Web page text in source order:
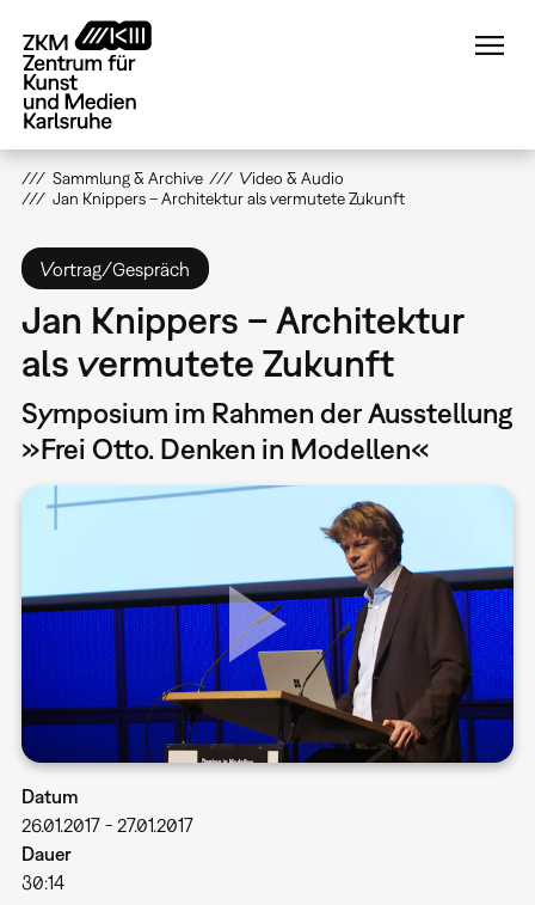
zum
Inhalt
Sammlung & Archive
Video & Audio
Jan Knippers – Architektur als vermutete Zukunft
Vortrag/Gespräch
Jan Knippers – Architektur
als vermutete Zukunft
Symposium im Rahmen der Ausstellung
»Frei Otto. Denken in Modellen«
Datum
26.01.2017- 27.01.2017
Dauer
30:14